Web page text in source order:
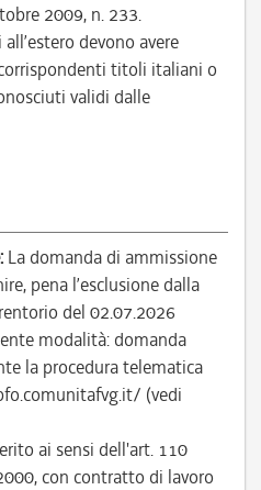
2009, n. 233.
devono avere
titoli italiani o
validi dalle
La domanda di ammissione
pena l’esclusione dalla
del 02.07.2026
modalità: domanda
la procedura telematica
(vedi
ai sensi dell'art. 110
con contratto di lavoro